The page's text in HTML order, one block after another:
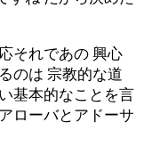
それであの 興心
のは 宗教的な道
基本的なことを言
ローバとアドーサ